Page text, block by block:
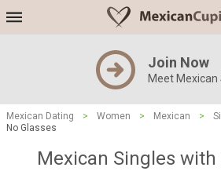
Join Now
Meet Mexican
Mexican Dating > Women > Mexican >
No Glasses
Mexican Singles with